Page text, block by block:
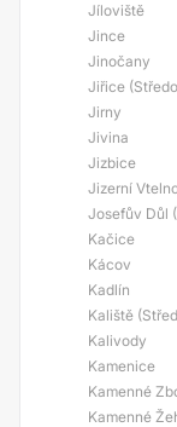
Jíloviště
Jince
Jinočany
Jiřice
Jirny
Jivina
Jizbice
Jizerní
Josefův Důl
Kačice
Kácov
Kadlín
Kaliště
Kalivody
Kamenice
Kamenné
Kamenné